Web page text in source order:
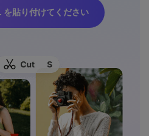
を貼り付けてください